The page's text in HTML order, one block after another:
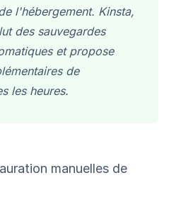
l'hébergement. Kinsta,
des sauvegardes
et propose
de
les heures.
manuelles de